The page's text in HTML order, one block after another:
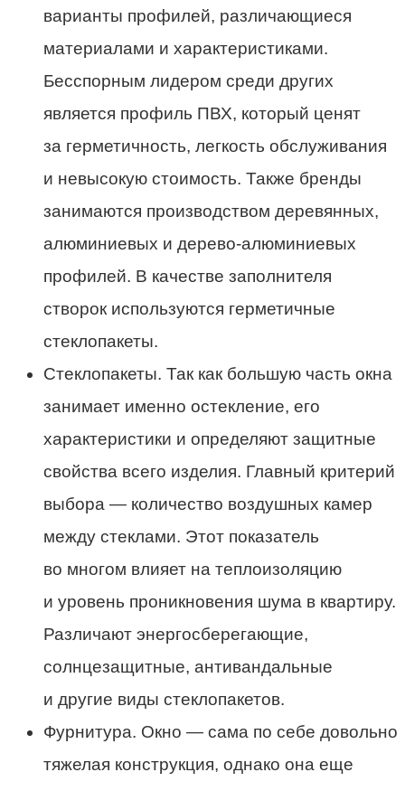
варианты профилей, различающиеся
материалами и характеристиками.
Бесспорным лидером среди других
является профиль ПВХ, который ценят
за герметичность, легкость обслуживания
и невысокую стоимость. Также бренды
занимаются производством деревянных,
алюминиевых и дерево-алюминиевых
профилей. В качестве заполнителя
створок используются герметичные
стеклопакеты.
Стеклопакеты. Так как большую часть окна
занимает именно остекление, его
характеристики и определяют защитные
свойства всего изделия. Главный критерий
выбора — количество воздушных камер
между стеклами. Этот показатель
во многом влияет на теплоизоляцию
и уровень проникновения шума в квартиру.
Различают энергосберегающие,
солнцезащитные, антивандальные
и другие виды стеклопакетов.
Фурнитура. Окно — сама по себе довольно
тяжелая конструкция, однако она еще